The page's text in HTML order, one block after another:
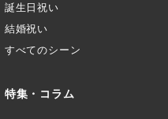
誕生日祝い
結婚祝い
すべてのシーン
特集・コラム